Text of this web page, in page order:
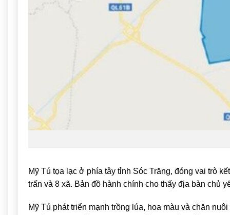
Mỹ Tú tọa lạc ở phía tây tỉnh Sóc Trăng, đóng vai trò
trấn và 8 xã. Bản đồ hành chính cho thấy địa bàn chủ
Mỹ Tú phát triển mạnh trồng lúa, hoa màu và chăn